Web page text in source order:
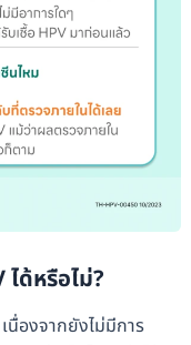
ด้หรือไม่?
นื่องจากยังไม่มีการ